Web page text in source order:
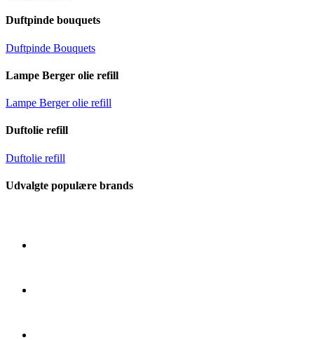
Duftpinde bouquets
Duftpinde Bouquets
Lampe Berger olie refill
Lampe Berger olie refill
Duftolie refill
Duftolie refill
Udvalgte populære brands